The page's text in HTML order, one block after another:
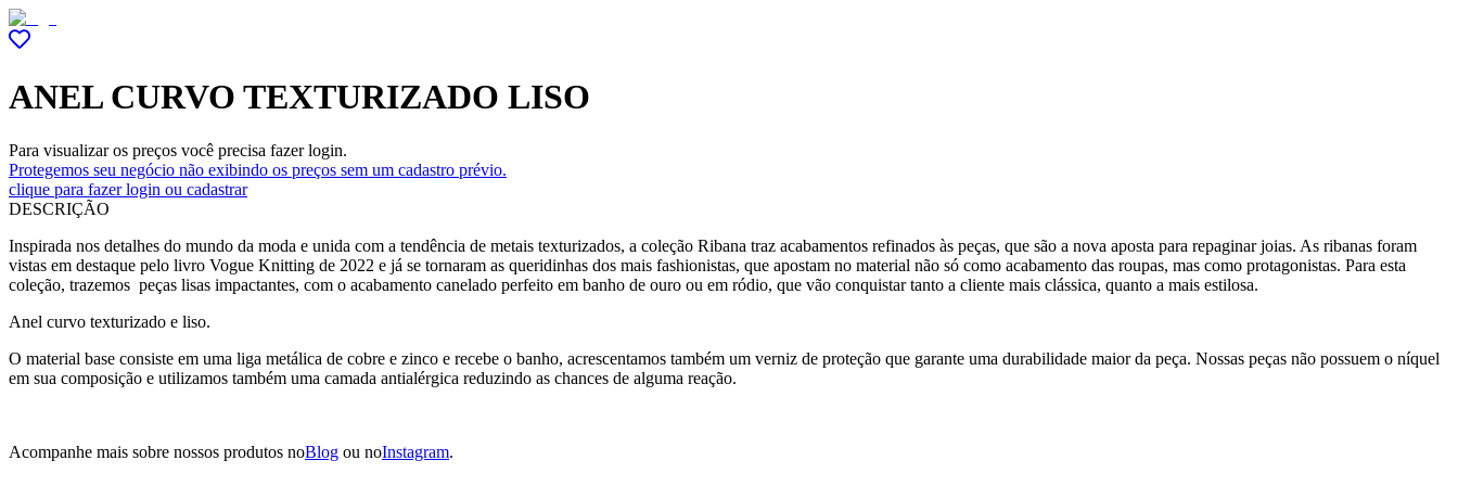
ANEL CURVO TEXTURIZADO LISO
Para visualizar os preços você precisa fazer login.
Protegemos seu negócio não exibindo os preços sem um cadastro prévio.
clique para fazer login ou cadastrar
DESCRIÇÃO
Inspirada nos detalhes do mundo da moda e unida com a tendência de metais texturizados, a coleção Ribana traz acabamentos refinados às peças, que são a nova aposta para repaginar joias. As ribanas foram
vistas em destaque pelo livro Vogue Knitting de 2022 e já se tornaram as queridinhas dos mais fashionistas, que apostam no material não só como acabamento das roupas, mas como protagonistas. Para esta
coleção, trazemos peças lisas impactantes, com o acabamento canelado perfeito em banho de ouro ou em ródio, que vão conquistar tanto a cliente mais clássica, quanto a mais estilosa.
Anel curvo texturizado e liso.
O material base consiste em uma liga metálica de cobre e zinco e recebe o banho, acrescentamos também um verniz de proteção que garante uma durabilidade maior da peça. Nossas peças não possuem o níquel
em sua composição e utilizamos também uma camada antialérgica reduzindo as chances de alguma reação.
Acompanhe mais sobre nossos produtos noBlog ou noInstagram.